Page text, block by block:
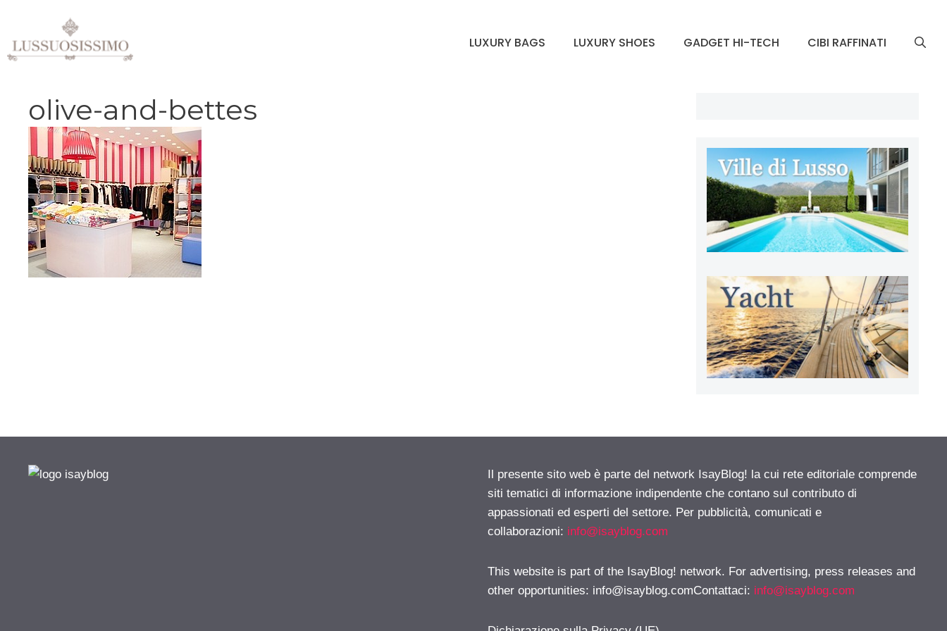
contenuto
LUXURY BAGS LUXURY SHOES GADGET HI-TECH CIBI RAFFINATI
olive-and-bettes
Il presente sito web è parte del network IsayBlog! la cui rete editoriale comprende
siti tematici di informazione indipendente che contano sul contributo di
appassionati ed esperti del settore. Per pubblicità, comunicati e
collaborazioni: info@isayblog.com
This website is part of the IsayBlog! network. For advertising, press releases and
other opportunities: info@isayblog.comContattaci: info@isayblog.com